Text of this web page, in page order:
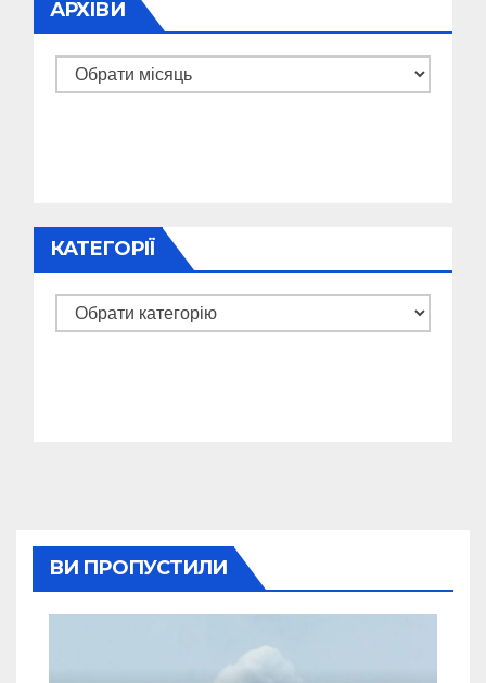
АРХІВИ
Архіви
КАТЕГОРІЇ
Категорії
ВИ ПРОПУСТИЛИ